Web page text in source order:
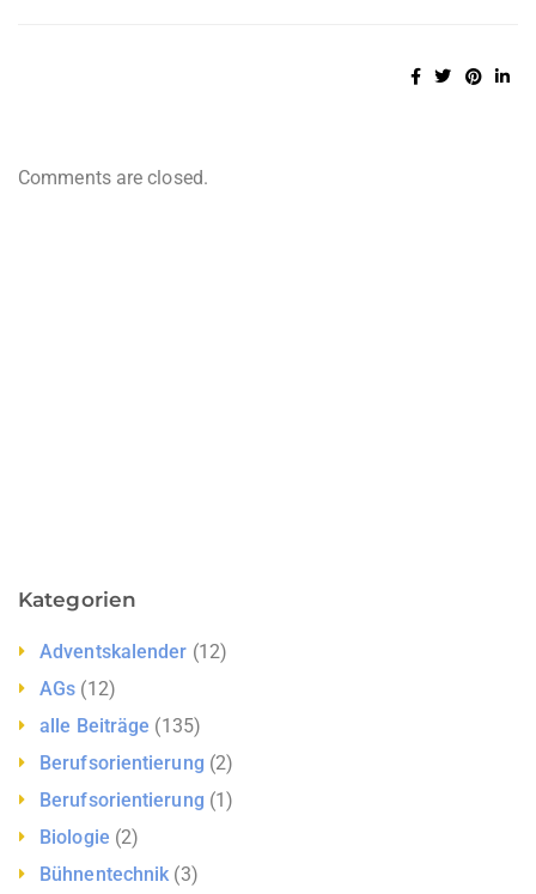
Comments are closed.
Kategorien
Adventskalender (12)
AGs (12)
alle Beiträge (135)
Berufsorientierung (2)
Berufsorientierung (1)
Biologie (2)
Bühnentechnik (3)